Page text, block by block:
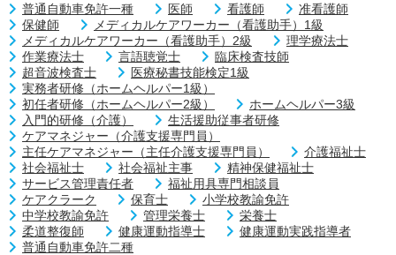
普通自動車免許一種 医師 看護師
准看護師
保健師
メディカルケアワーカー（看護助手）1級
メディカルケアワーカー（看護助手）2級
理学療法士
作業療法士
言語聴覚士
臨床検査技師
超音波検査士
医療秘書技能検定1級
実務者研修（ホームヘルパー1級）
初任者研修（ホームヘルパー2級）
ホームヘルパー3級
入門的研修（介護）
生活援助従事者研修
ケアマネジャー（介護支援専門員）
主任ケアマネジャー（主任介護支援専門員）
介護福祉士
社会福祉士
社会福祉主事
精神保健福祉士
サービス管理責任者
福祉用具専門相談員
ケアクラーク
保育士
小学校教諭免許
中学校教諭免許
管理栄養士
栄養士
柔道整復師
健康運動指導士
健康運動実践指導者
普通自動車免許二種